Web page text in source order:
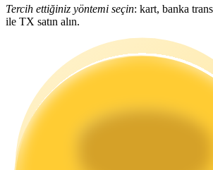
Staking
Tercih ettiğiniz yöntemi seçin: kart, banka
ile TX satın alın.